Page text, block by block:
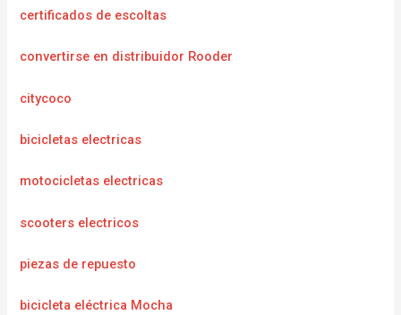
certificados de escoltas
convertirse en distribuidor Rooder
citycoco
bicicletas electricas
motocicletas electricas
scooters electricos
piezas de repuesto
bicicleta eléctrica Mocha